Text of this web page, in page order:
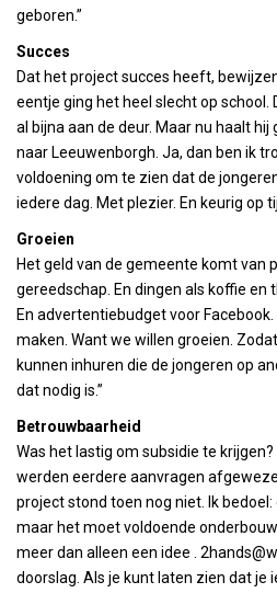
geboren.”
Succes
Dat het project succes heeft,
eentje ging het heel slecht op school.
al bijna aan de deur. Maar nu haalt
naar Leeuwenborgh. Ja, dan ben ik
voldoening om te zien dat de
iedere dag. Met plezier. En keurig op
Groeien
Het geld van de gemeente komt van
gereedschap. En dingen als koffie en
En advertentiebudget voor
maken. Want we willen groeien.
kunnen inhuren die de jongeren op
dat nodig is.”
Betrouwbaarheid
Was het lastig om subsidie te krijgen?
werden eerdere aanvragen
project stond toen nog niet. Ik bedoel:
maar het moet voldoende
meer dan alleen een idee .
doorslag. Als je kunt laten zien dat je